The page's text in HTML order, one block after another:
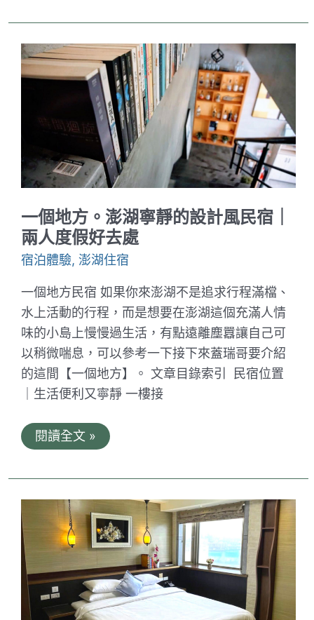
日
月
潭
美
達
街、
高
CP
住
宿
一
次
擁
有
一個地方。澎湖寧靜的設計風民宿｜
兩人度假好去處
宿泊體驗, 澎湖住宿
一個地方民宿 如果你來澎湖不是追求行程滿檔、
水上活動的行程，而是想要在澎湖這個充滿人情
味的小島上慢慢過生活，有點遠離塵囂讓自己可
以稍微喘息，可以參考一下接下來蓋瑞哥要介紹
的這間【一個地方】。 文章目錄索引 民宿位置
｜生活便利又寧靜 一樓接
一
個
湖
設
風
民
宿
｜
閱讀全文 »